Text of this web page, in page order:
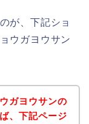
が、下記ショ
ウガヨウサン
ガヨウサンの
、下記ページ